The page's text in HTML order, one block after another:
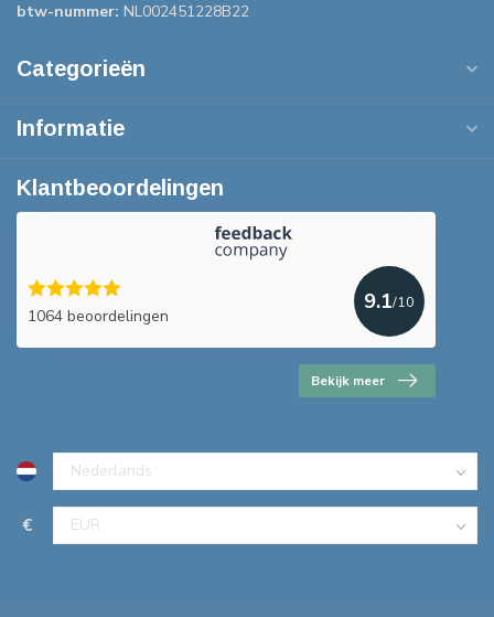
btw-nummer: NL002451228B22
Categorieën
Informatie
Klantbeoordelingen
1064 beoordelingen
9.1/10
Bekijk meer
€